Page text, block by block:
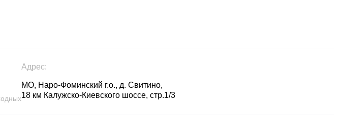
Адрес:
МО, Наро-Фоминский г.о., д. Свитино,
18 км Калужско-Киевского шоссе, стр.1/3